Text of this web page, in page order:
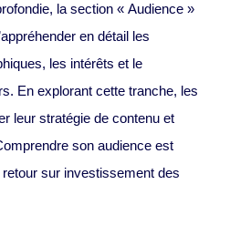
la section « Audience »
en détail les
les intérêts et le
En explorant cette tranche, les
leur stratégie de contenu et
son audience est
sur investissement des